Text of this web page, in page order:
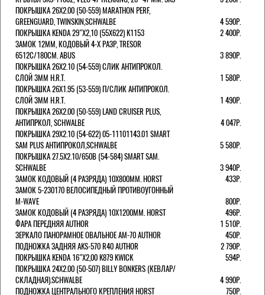
ПОКРЫШКА 26X2.00 (50-559) MARATHON PERF,
GREENGUARD, TWINSKIN,SCHWALBE
4 590Р.
ПОКРЫШКА KENDA 29"Х2,10 (55X622) K1153
2 400Р.
ЗАМОК 12ММ, КОДОВЫЙ 4-Х РАЗР, TRESOR
6512C/180СМ. ABUS
3 890Р.
ПОКРЫШКА 26X2.10 (54-559) СЛИК АНТИПРОКОЛ.
СЛОЙ 3ММ H.R.T.
1 580Р.
ПОКРЫШКА 26X1.95 (53-559) П/СЛИК АНТИПРОКОЛ.
СЛОЙ 3ММ H.R.T.
1 490Р.
ПОКРЫШКА 26X2.00 (50-559) LAND CRUISER PLUS,
АНТИПРКОЛ, SCHWALBE
4 047Р.
ПОКРЫШКА 29X2.10 (54-622) 05-11101143.01 SMART
SAM PLUS АНТИПРОКОЛ,SCHWALBE
5 580Р.
ПОКРЫШКА 27.5X2.10/650B (54-584) SMART SAM.
SCHWALBE
3 940Р.
ЗАМОК КОДОВЫЙ (4 РАЗРЯДА) 10Х800ММ. HORST
433Р.
ЗАМОК 5-230170 ВЕЛОСИПЕДНЫЙ ПРОТИВОУГОННЫЙ
M-WAVE
800Р.
ЗАМОК КОДОВЫЙ (4 РАЗРЯДА) 10Х1200ММ. HORST
496Р.
ФАРА ПЕРЕДНЯЯ AUTHOR
1 510Р.
ЗЕРКАЛО ПАНОРАМНОЕ ОВАЛЬНОЕ AM-70 AUTHOR
450Р.
ПОДНОЖКА ЗАДНЯЯ AKS-570 R40 AUTHOR
2 790Р.
ПОКРЫШКА KENDA 16"Х2,00 K879 KWICK
594Р.
ПОКРЫШКА 24X2.00 (50-507) BILLY BONKERS (КЕВЛАР/
СКЛАДНАЯ).SCHWALBE
4 990Р.
ПОДНОЖКА ЦЕНТРАЛЬНОГО КРЕПЛЕНИЯ HORST
750Р.